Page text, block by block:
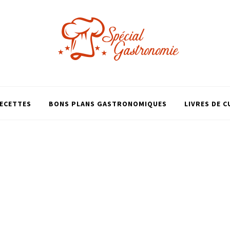
BONS PLANS GASTRONOMIQUES LIVRES DE